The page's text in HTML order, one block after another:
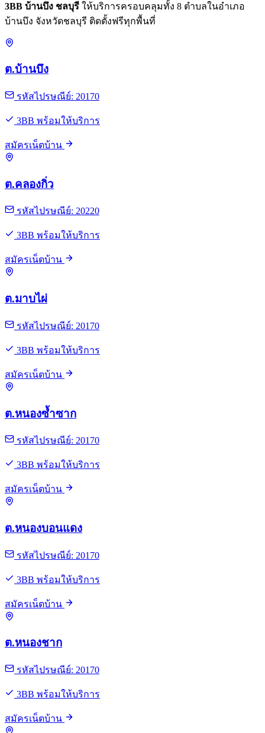
3BB บ้านบึง ชลบุรี ให้บริการครอบคลุมทั้ง 8 ตำบลในอำเภอ
บ้านบึง จังหวัดชลบุรี ติดตั้งฟรีทุกพื้นที่
ต.บ้านบึง
รหัสไปรษณีย์: 20170
3BB พร้อมให้บริการ
สมัครเน็ตบ้าน
ต.คลองกิ่ว
รหัสไปรษณีย์: 20220
3BB พร้อมให้บริการ
สมัครเน็ตบ้าน
ต.มาบไผ่
รหัสไปรษณีย์: 20170
3BB พร้อมให้บริการ
สมัครเน็ตบ้าน
ต.หนองซ้ำซาก
รหัสไปรษณีย์: 20170
3BB พร้อมให้บริการ
สมัครเน็ตบ้าน
ต.หนองบอนแดง
รหัสไปรษณีย์: 20170
3BB พร้อมให้บริการ
สมัครเน็ตบ้าน
ต.หนองชาก
รหัสไปรษณีย์: 20170
3BB พร้อมให้บริการ
สมัครเน็ตบ้าน